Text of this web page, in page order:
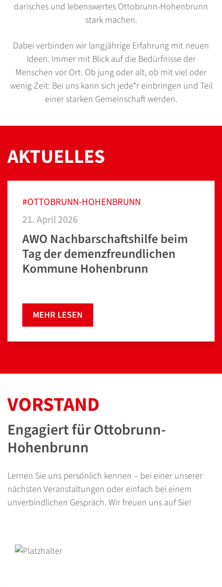
darisches und lebenswertes Ottobrunn-Hohenbrunn
stark machen.
Dabei verbinden wir langjährige Erfahrung mit neuen
Ideen. Immer mit Blick auf die Bedürfnisse der
Menschen vor Ort. Ob jung oder alt, ob mit viel oder
wenig Zeit: Bei uns kann sich jede*r ein­bringen und Teil
einer starken Gemeinschaft werden.
AKTUELLES
#OTTOBRUNN-HOHENBRUNN
21. April 2026
AWO Nachbarschaftshilfe beim
Tag der demenzfreundlichen
Kommune Hohenbrunn
MEHR LESEN
VORSTAND
Engagiert für Ottobrunn-
Hohenbrunn
Lernen Sie uns persönlich kennen – bei einer unserer
nächsten Veranstaltungen oder einfach bei einem
unverbindlichen Gespräch. Wir freuen uns auf Sie!